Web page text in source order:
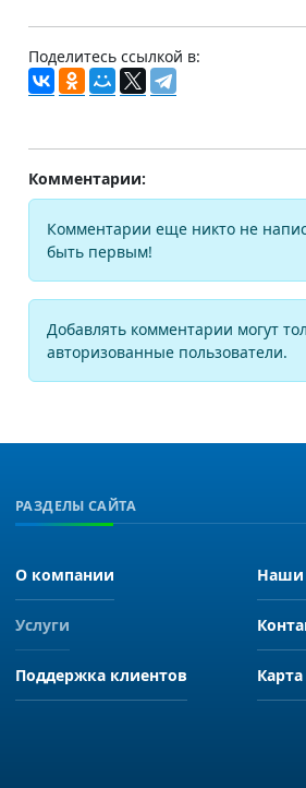
Поделитесь ссылкой в:
Комментарии:
Комментарии еще никто не
быть первым!
Добавлять комментарии могут
авторизованные пользователи.
РАЗДЕЛЫ САЙТА
О компании Наши
Услуги
Поддержка клиентов